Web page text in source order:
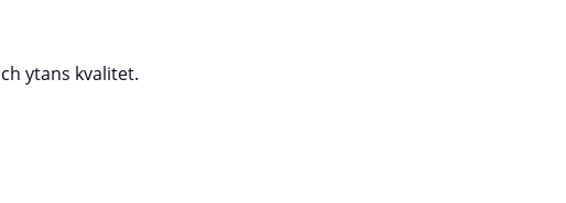
ytans kvalitet.